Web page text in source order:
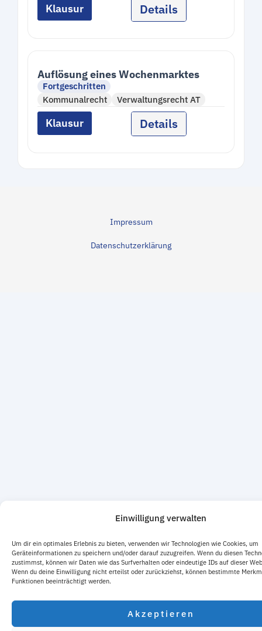
Einwilligung verwalten
Um dir ein optimales Erlebnis zu bieten, verwenden wir Technologien wie Cookies, um
Geräteinformationen zu speichern und/oder darauf zuzugreifen. Wenn du diesen
zustimmst, können wir Daten wie das Surfverhalten oder eindeutige IDs auf dieser
Wenn du deine Einwilligung nicht erteilst oder zurückziehst, können bestimmte
Funktionen beeinträchtigt werden.
Akzeptieren
Klausur Details
Auflösung eines Wochenmarktes
Fortgeschritten
Kommunalrecht
Verwaltungsrecht AT
Klausur Details
Impressum
Datenschutzerklärung